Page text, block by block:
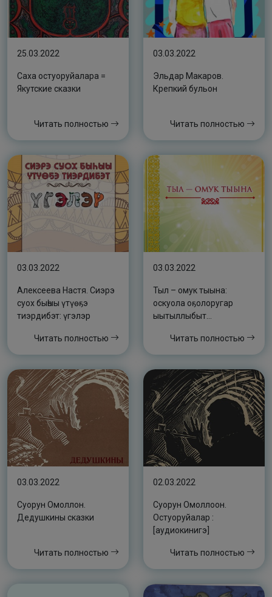
25.03.2022
Саха остуоруйалара =
Якутские сказки
Читать полностью
03.03.2022
Эльдар Макаров.
Крепкий бульон
Читать полностью
03.03.2022
Алексеева Настя. Сиэрэ
суох быһыы үтүөҕэ
тиэрдибэт: үгэлэр
Читать полностью
03.03.2022
Тыл – омук тыына:
оскуола оҕолоругар
ыытыллыбыт
сахалыы ыстатыйаны
уонна уус-уран кэпсээни
түмүгүнэн таҥыллыбыт
хомуурунньук
Читать полностью
03.03.2022
Суорун Омоллон.
Дедушкины сказки
Читать полностью
02.03.2022
Суорун Омоллоон.
Остуоруйалар :
[аудиокинигэ]
Читать полностью